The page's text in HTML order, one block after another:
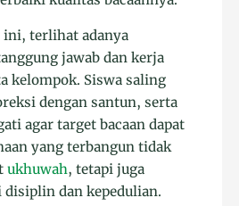
ini, terlihat adanya
jawab dan kerja
kelompok. Siswa saling
dengan santun, serta
agar target bacaan dapat
yang terbangun tidak
ukhuwah, tetapi juga
dan kepedulian.